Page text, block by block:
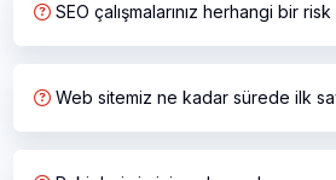
SEO çalışmalarınız herhangi bir
Web sitemiz ne kadar sürede ilk